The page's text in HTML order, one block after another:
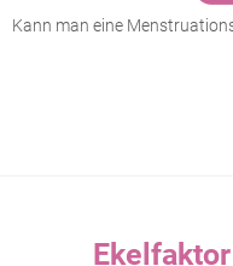
Kann man eine